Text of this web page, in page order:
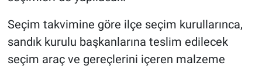
Seçim takvimine göre ilçe seçim kurullarınca,
sandık kurulu başkanlarına teslim edilecek
seçim araç ve gereçlerini içeren malzeme